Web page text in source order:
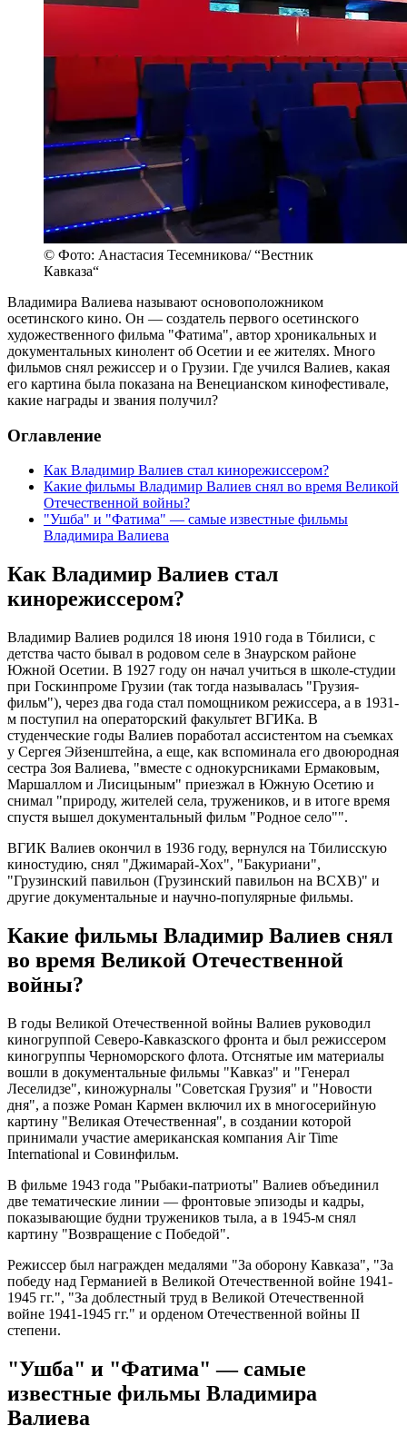
© Фото: Анастасия Тесемникова/ “Вестник
Кавказа“
Владимира Валиева называют основоположником
осетинского кино. Он — создатель первого осетинского
художественного фильма "Фатима", автор хроникальных и
документальных кинолент об Осетии и ее жителях. Много
фильмов снял режиссер и о Грузии. Где учился Валиев, какая
его картина была показана на Венецианском кинофестивале,
какие награды и звания получил?
Оглавление
Как Владимир Валиев стал кинорежиссером?
Какие фильмы Владимир Валиев снял во время Великой
Отечественной войны?
"Ушба" и "Фатима" — самые известные фильмы
Владимира Валиева
Как Владимир Валиев стал
кинорежиссером?
Владимир Валиев родился 18 июня 1910 года в Тбилиси, с
детства часто бывал в родовом селе в Знаурском районе
Южной Осетии. В 1927 году он начал учиться в школе-студии
при Госкинпроме Грузии (так тогда называлась "Грузия-
фильм"), через два года стал помощником режиссера, а в 1931-
м поступил на операторский факультет ВГИКа. В
студенческие годы Валиев поработал ассистентом на съемках
у Сергея Эйзенштейна, а еще, как вспоминала его двоюродная
сестра Зоя Валиева, "вместе с однокурсниками Ермаковым,
Маршаллом и Лисицыным" приезжал в Южную Осетию и
снимал "природу, жителей села, тружеников, и в итоге время
спустя вышел документальный фильм "Родное село"".
ВГИК Валиев окончил в 1936 году, вернулся на Тбилисскую
киностудию, снял "Джимарай-Хох", "Бакуриани",
"Грузинский павильон (Грузинский павильон на ВСХВ)" и
другие документальные и научно-популярные фильмы.
Какие фильмы Владимир Валиев снял
во время Великой Отечественной
войны?
В годы Великой Отечественной войны Валиев руководил
киногруппой Северо-Кавказского фронта и был режиссером
киногруппы Черноморского флота. Отснятые им материалы
вошли в документальные фильмы "Кавказ" и "Генерал
Леселидзе", киножурналы "Советская Грузия" и "Новости
дня", а позже Роман Кармен включил их в многосерийную
картину "Великая Отечественная", в создании которой
принимали участие американская компания Air Time
International и Совинфильм.
В фильме 1943 года "Рыбаки-патриоты" Валиев объединил
две тематические линии — фронтовые эпизоды и кадры,
показывающие будни тружеников тыла, а в 1945-м снял
картину "Возвращение с Победой".
Режиссер был награжден медалями "За оборону Кавказа", "За
победу над Германией в Великой Отечественной войне 1941-
1945 гг.", "За доблестный труд в Великой Отечественной
войне 1941-1945 гг." и орденом Отечественной войны II
степени.
"Ушба" и "Фатима" — самые
известные фильмы Владимира
Валиева